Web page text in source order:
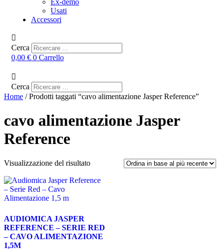
Ex-demo
Usati
Accessori
Cerca
0,00 € 0 Carrello
Cerca
Home / Prodotti taggati “cavo alimentazione Jasper Reference”
cavo alimentazione Jasper
Reference
Visualizzazione del risultato
AUDIOMICA JASPER
REFERENCE – SERIE RED
– CAVO ALIMENTAZIONE
1,5M